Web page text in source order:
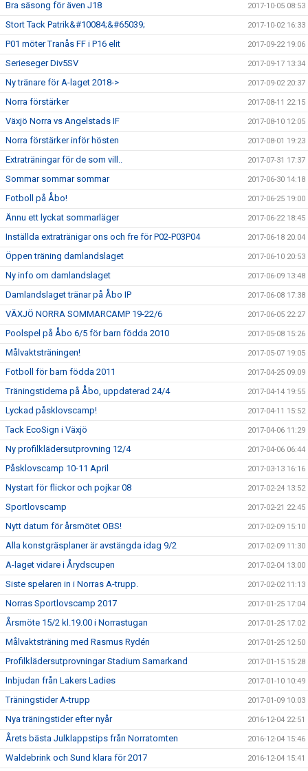
Bra säsong för även J18 2017-10-05 08:53
Stort Tack Patrik&#10084;&#65039; 2017-10-02 16:33
P01 möter Tranås FF i P16 elit 2017-09-22 19:06
Serieseger Div5SV 2017-09-17 13:34
Ny tränare för A-laget 2018-> 2017-09-02 20:37
Norra förstärker 2017-08-11 22:15
Växjö Norra vs Angelstads IF 2017-08-10 12:05
Norra förstärker inför hösten 2017-08-01 19:23
Extraträningar för de som vill.. 2017-07-31 17:37
Sommar sommar sommar 2017-06-30 14:18
Fotboll på Åbo! 2017-06-25 19:00
Ännu ett lyckat sommarläger 2017-06-22 18:45
Inställda extratränigar ons och fre för P02-P03P04 2017-06-18 20:04
Öppen träning damlandslaget 2017-06-10 20:53
Ny info om damlandslaget 2017-06-09 13:48
Damlandslaget tränar på Åbo IP 2017-06-08 17:38
VÄXJÖ NORRA SOMMARCAMP 19-22/6 2017-06-05 22:27
Poolspel på Åbo 6/5 för barn födda 2010 2017-05-08 15:26
Målvaktsträningen! 2017-05-07 19:05
Fotboll för barn födda 2011 2017-04-25 09:09
Träningstiderna på Åbo, uppdaterad 24/4 2017-04-14 19:55
Lyckad påsklovscamp! 2017-04-11 15:52
Tack EcoSign i Växjö 2017-04-06 11:29
Ny profilklädersutprovning 12/4 2017-04-06 06:44
Påsklovscamp 10-11 April 2017-03-13 16:16
Nystart för flickor och pojkar 08 2017-02-24 13:52
Sportlovscamp 2017-02-21 22:45
Nytt datum för årsmötet OBS! 2017-02-09 15:10
Alla konstgräsplaner är avstängda idag 9/2 2017-02-09 11:30
A-laget vidare i Årydscupen 2017-02-04 13:00
Siste spelaren in i Norras A-trupp. 2017-02-02 11:13
Norras Sportlovscamp 2017 2017-01-25 17:04
Årsmöte 15/2 kl.19.00 i Norrastugan 2017-01-25 17:02
Målvaktsträning med Rasmus Rydén 2017-01-25 12:50
Profilklädersutprovningar Stadium Samarkand 2017-01-15 15:28
Inbjudan från Lakers Ladies 2017-01-10 10:49
Träningstider A-trupp 2017-01-09 10:03
Nya träningstider efter nyår 2016-12-04 22:51
Årets bästa Julklappstips från Norratomten 2016-12-04 15:46
Waldebrink och Sund klara för 2017 2016-12-04 15:41